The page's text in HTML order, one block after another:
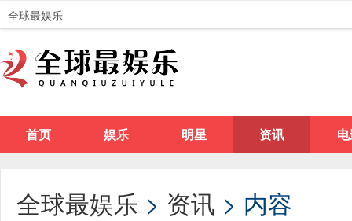
全球最娱乐
首页 娱乐 明星 资讯
全球最娱乐 > 资讯 > 内容